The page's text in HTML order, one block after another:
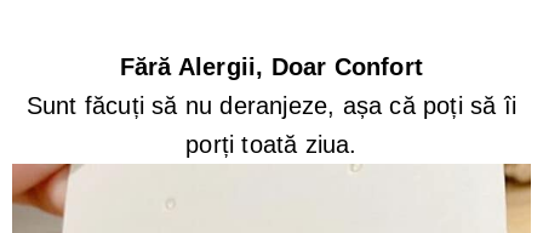
Fără Alergii, Doar Confort
Sunt făcuți să nu deranjeze, așa că poți să îi
porți toată ziua.